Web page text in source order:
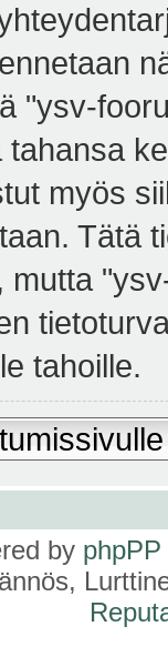
"ysv-
myös
Tätä
mutta
tahoille.
by phpPP